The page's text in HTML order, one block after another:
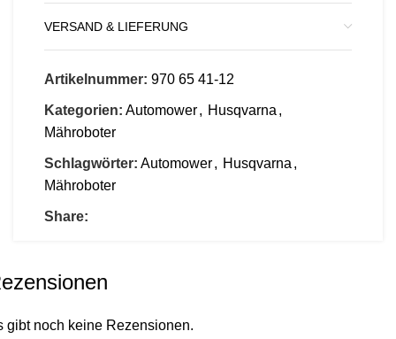
VERSAND & LIEFERUNG
Artikelnummer: 970 65 41‑12
Kategorien: Automower, Husqvarna ,
Mähroboter
Schlagwörter: Automower, Husqvarna ,
Mähroboter
Share:
gibt noch keine Rezensionen.